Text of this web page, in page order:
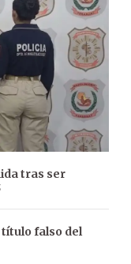
tras ser
falso del